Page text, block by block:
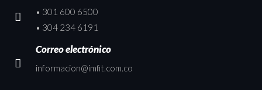
• 301 600 6500
• 304 234 6191
Correo electrónico
informacion@imfit.com.co